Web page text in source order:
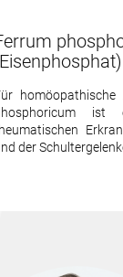
ist
der